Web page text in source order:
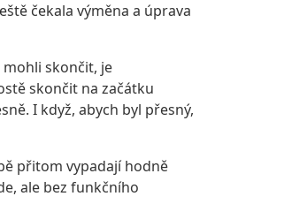
čekala výměna a úprava
skončit, je
skončit na začátku
I když, abych byl přesný,
přitom vypadají hodně
ale bez funkčního